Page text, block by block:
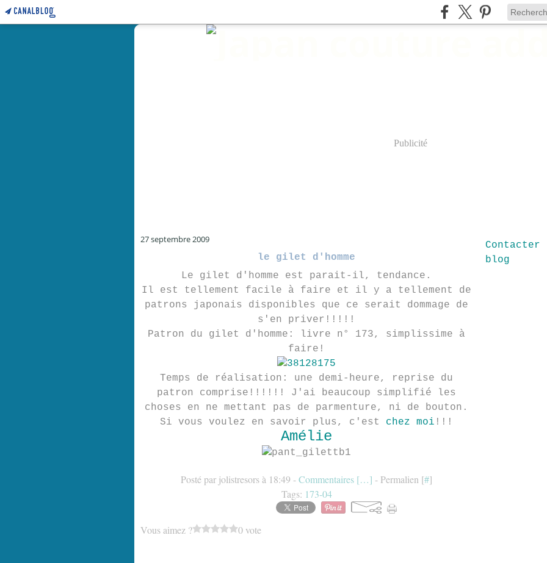
Publicité
27 septembre 2009
le gilet d'homme
Le gilet d'homme est parait-il, tendance.
Il est tellement facile à faire et il y a tellement de
patrons japonais disponibles que ce serait dommage de
s'en priver!!!!!
Patron du gilet d'homme: livre n° 173, simplissime à
faire!
Temps de réalisation: une demi-heure, reprise du
patron comprise!!!!!! J'ai beaucoup simplifié les
choses en ne mettant pas de parmenture, ni de bouton.
Si vous voulez en savoir plus, c'est chez moi !!!
Amélie
Posté par jolistresors à 18:49 -Commentaires […] - Permalien [#]
Tags: 173-04
Vous aimez ? 0 vote
blog